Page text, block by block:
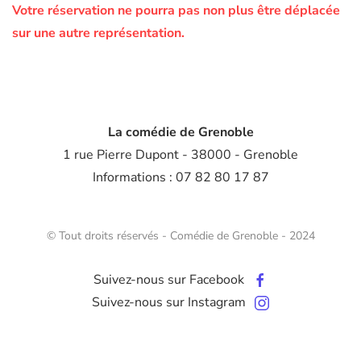
Votre réservation ne pourra pas non plus être déplacée
sur une autre représentation.
La comédie de Grenoble
1 rue Pierre Dupont - 38000 - Grenoble
Informations : 07 82 80 17 87
© Tout droits réservés - Comédie de Grenoble - 2024
Suivez-nous sur Facebook
Suivez-nous sur Instagram